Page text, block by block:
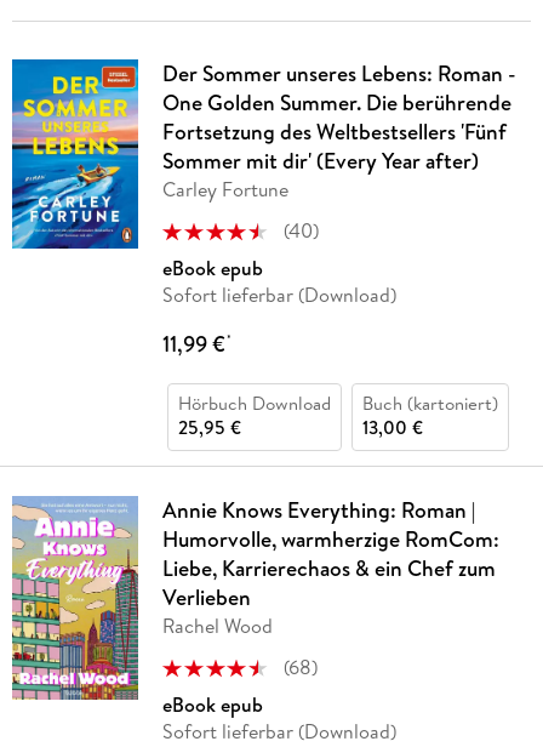
Der Sommer unseres Lebens: Roman -
One Golden Summer. Die berührende
Fortsetzung des Weltbestsellers 'Fünf
Sommer mit dir' (Every Year after)
Carley Fortune
(40)
eBook epub
Sofort lieferbar (Download)
11,99 €*
Hörbuch Download
25,95 €
Buch (kartoniert)
13,00 €
Annie Knows Everything: Roman |
Humorvolle, warmherzige RomCom:
Liebe, Karrierechaos & ein Chef zum
Verlieben
Rachel Wood
(68)
eBook epub
Sofort lieferbar (Download)